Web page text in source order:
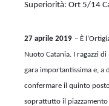
Superiorità: Ort 5/14
27 aprile 2019 – È
Nuoto Catania. I ragazzi
gara importantissima e, a
confermare il quinto posto
soprattutto il piazzamento